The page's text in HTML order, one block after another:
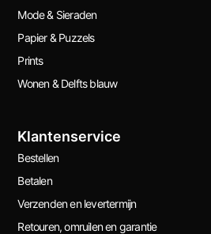
Mode & Sieraden
Papier & Puzzels
Prints
Wonen & Delfts blauw
Klantenservice
Bestellen
Betalen
Verzenden en levertermijn
Retouren, omruilen en garantie